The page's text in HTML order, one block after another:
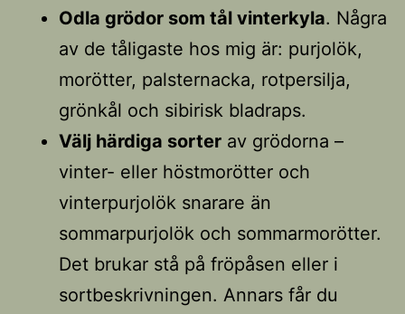
Odla grödor som tål vinterkyla. Några
av de tåligaste hos mig är: purjolök,
morötter, palsternacka, rotpersilja,
grönkål och sibirisk bladraps.
Välj härdiga sorter av grödorna –
vinter- eller höstmorötter och
vinterpurjolök snarare än
sommarpurjolök och sommarmorötter.
Det brukar stå på fröpåsen eller i
sortbeskrivningen. Annars får du